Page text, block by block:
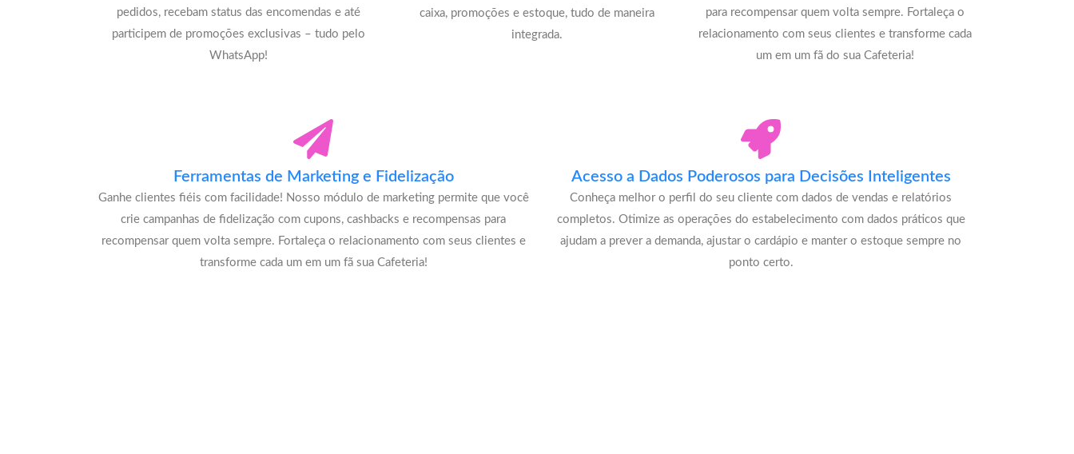
pedidos, recebam status das encomendas e até
participem de promoções exclusivas – tudo pelo
WhatsApp!
caixa, promoções e estoque, tudo de maneira
integrada.
para recompensar quem volta sempre. Fortaleça o
relacionamento com seus clientes e transforme cada
um em um fã do sua Cafeteria!
Ferramentas de Marketing e Fidelização
Ganhe clientes fiéis com facilidade! Nosso módulo de marketing permite que você
crie campanhas de fidelização com cupons, cashbacks e recompensas para
recompensar quem volta sempre. Fortaleça o relacionamento com seus clientes e
transforme cada um em um fã sua Cafeteria!
Acesso a Dados Poderosos para Decisões Inteligentes
Conheça melhor o perfil do seu cliente com dados de vendas e relatórios
completos. Otimize as operações do estabelecimento com dados práticos que
ajudam a prever a demanda, ajustar o cardápio e manter o estoque sempre no
ponto certo.